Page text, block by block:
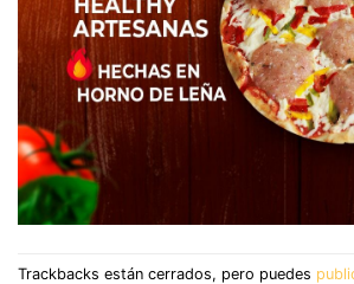
Trackbacks están cerrados, pero puedes